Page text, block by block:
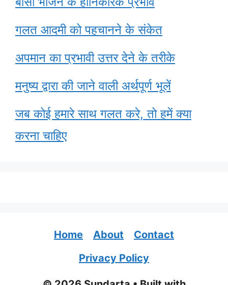
गलत आदमी को पहचानने के संकेत
अपमान का प्रभावी उत्तर देने के तरीके
मनुष्य द्वारा की जाने वाली अर्थपूर्ण भूलें
जब कोई हमारे साथ गलत करे, तो हमें क्या
करना चाहिए
Home About
Contact
Privacy Policy